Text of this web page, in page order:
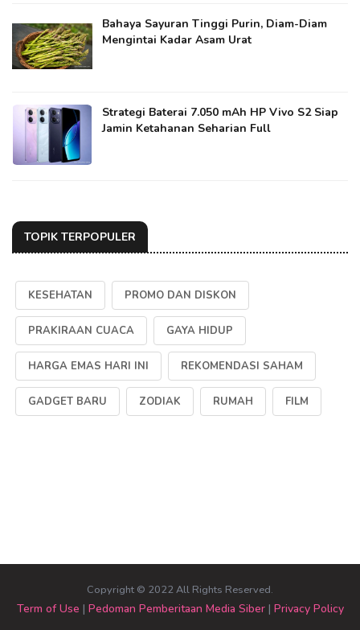
Bahaya Sayuran Tinggi Purin, Diam-Diam
Mengintai Kadar Asam Urat
Strategi Baterai 7.050 mAh HP Vivo S2 Siap
Jamin Ketahanan Seharian Full
TOPIK TERPOPULER
KESEHATAN PROMO DAN DISKON
PRAKIRAAN CUACA GAYA HIDUP
HARGA EMAS HARI INI REKOMENDASI SAHAM
GADGET BARU ZODIAK RUMAH FILM
Copyright © 2022 All Rights Reserved.
Term of Use | Pedoman Pemberitaan Media Siber| Privacy Policy